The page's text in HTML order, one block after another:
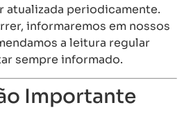
atualizada periodicamente.
informaremos em nossos
a leitura regular
sempre informado.
Importante